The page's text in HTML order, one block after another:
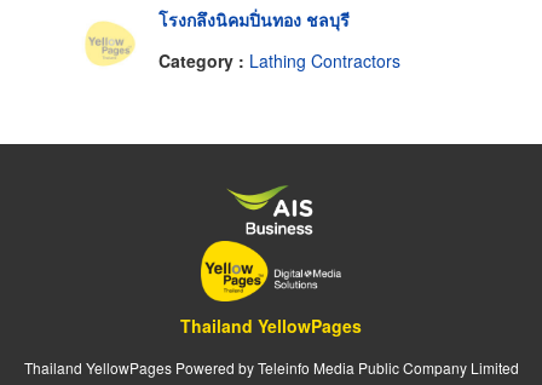
โรงกลึงนิคมปิ่นทอง ชลบุรี
Category : Lathing Contractors
Thailand YellowPages
Thailand YellowPages Powered by Teleinfo Media Public Company Limited